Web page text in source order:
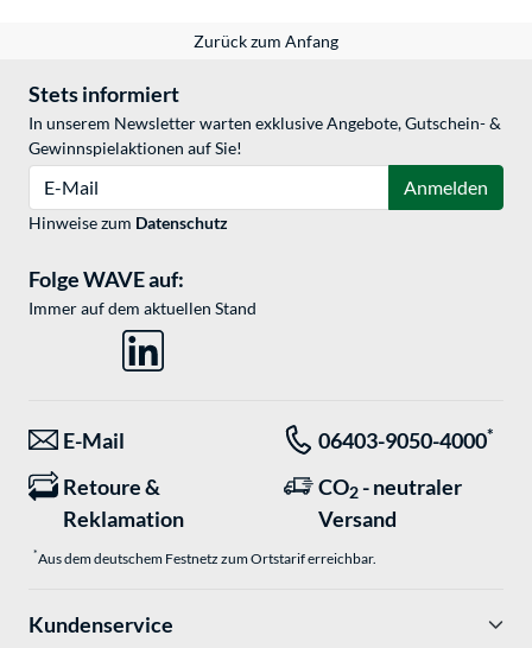
Zurück zum Anfang
Stets informiert
In unserem Newsletter warten exklusive Angebote, Gutschein- &
Gewinnspielaktionen auf Sie!
Anmelden
Hinweise zum Datenschutz
Folge WAVE auf:
Immer auf dem aktuellen Stand
E-Mail 06403-9050-4000*
Retoure &
Reklamation
CO2 - neutraler
Versand
*Aus dem deutschem Festnetz zum Ortstarif erreichbar.
Kundenservice